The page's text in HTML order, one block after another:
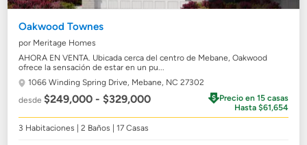
Oakwood Townes
por Meritage Homes
AHORA EN VENTA. Ubicada cerca del centro de Mebane, Oakwood
ofrece la sensación de estar en un pu...
1066 Winding Spring Drive, Mebane, NC 27302
desde$249,000 - $329,000
Precio en 15 casas
Hasta $61,654
3 Habitaciones | 2 Baños | 17 Casas